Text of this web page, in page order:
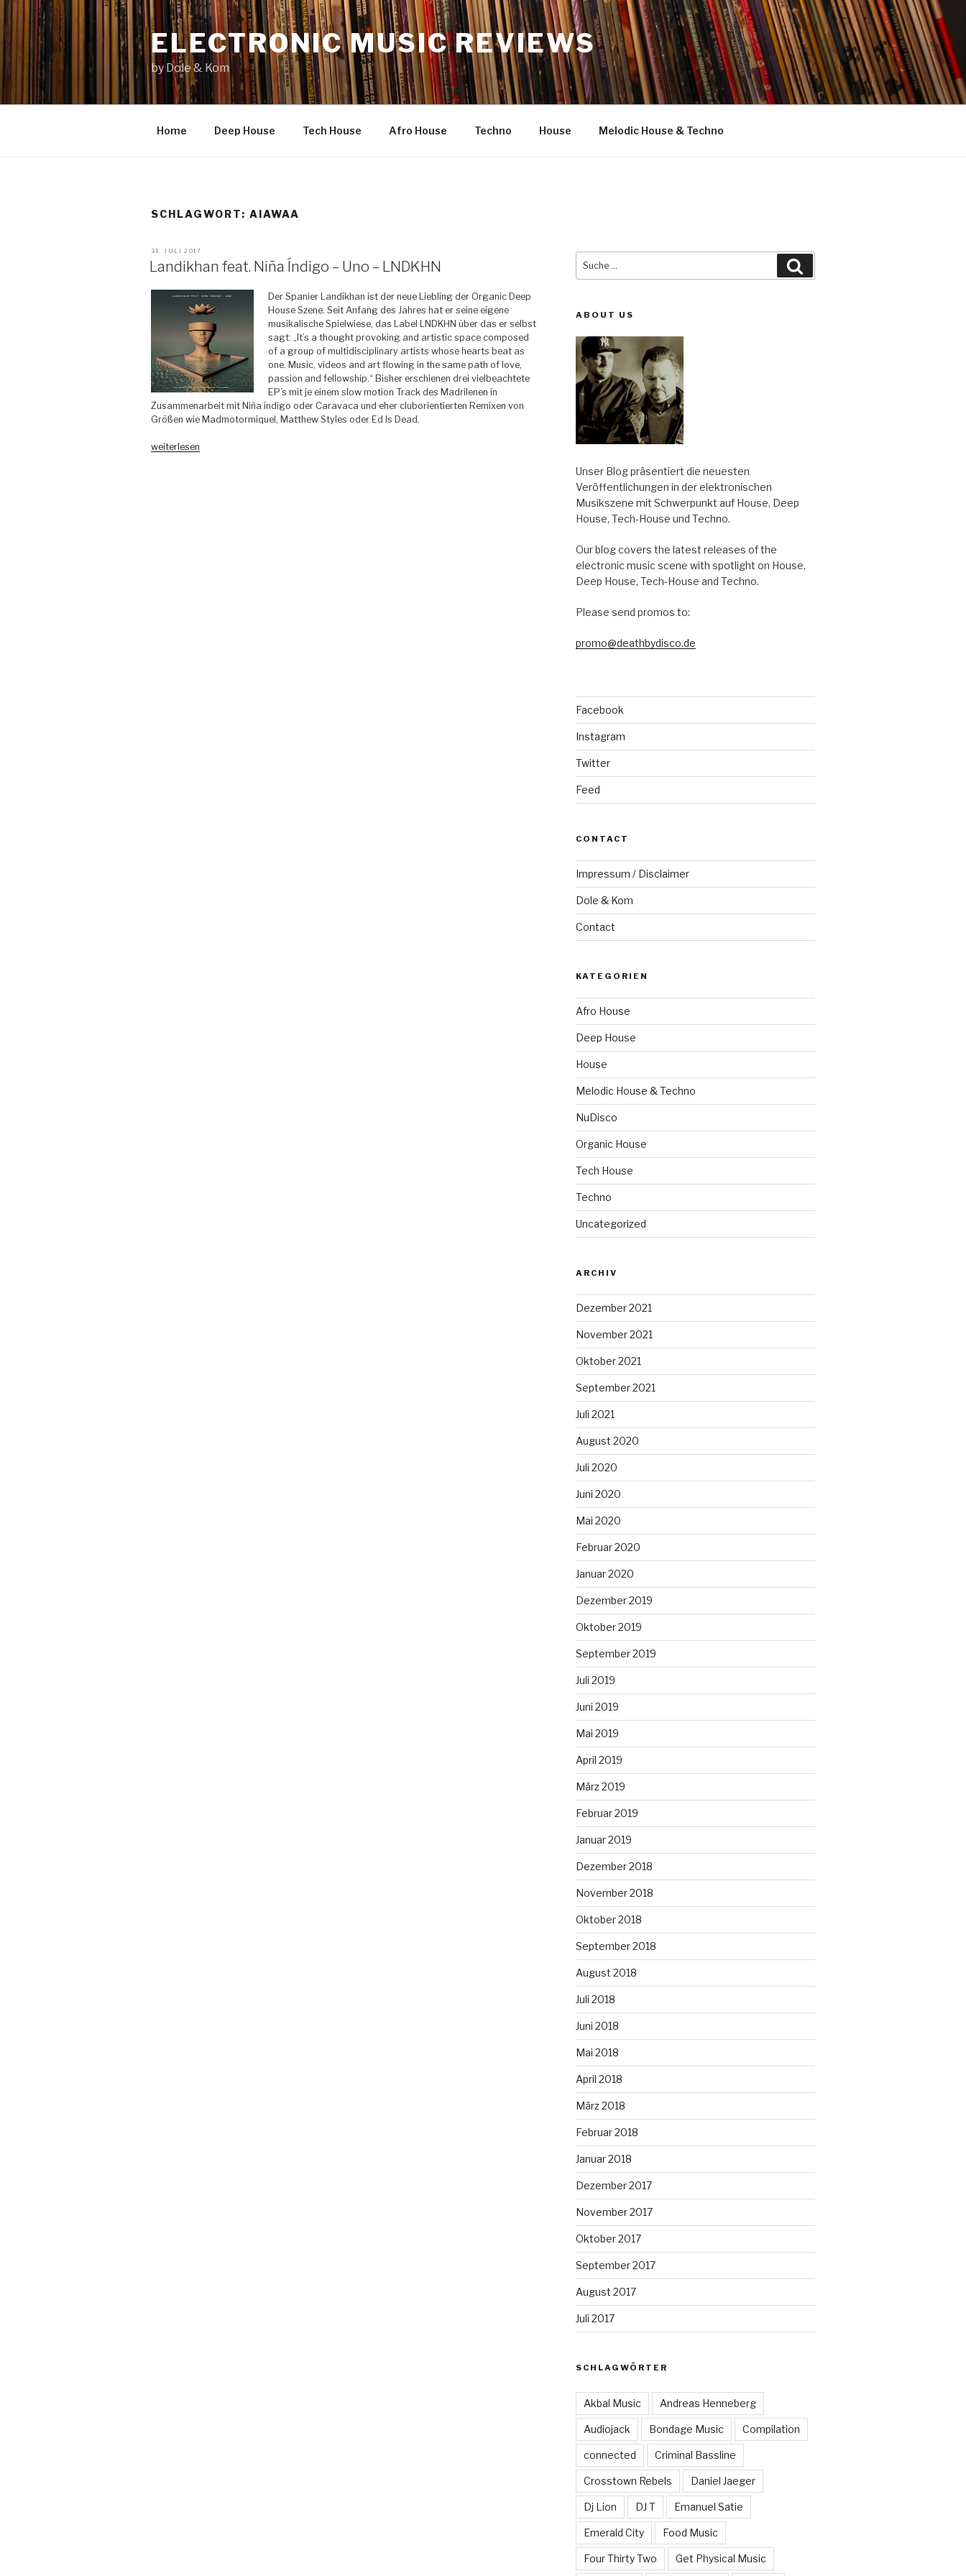
springen
ELECTRONIC MUSIC REVIEWS
by Dole & Kom
Home Deep House Tech House Afro House Techno House Melodic House & Techno
SCHLAGWORT: AIAWAA
VERÖFFENTLICHT
AM
31. JULI 2017
Landikhan feat. Niña Índigo – Uno – LNDKHN
Der Spanier Landikhan ist der neue Liebling der Organic Deep
House Szene. Seit Anfang des Jahres hat er seine eigene
musikalische Spielwiese, das Label LNDKHN über das er selbst
sagt: „It’s a thought provoking and artistic space composed
of a group of multidisciplinary artists whose hearts beat as
one. Music, videos and art flowing in the same path of love,
passion and fellowship.“ Bisher erschienen drei vielbeachtete
EP’s mit je einem slow motion Track des Madrilenen in
Zusammenarbeit mit Niña índigo oder Caravaca und eher cluborientierten Remixen von
Größen wie Madmotormiquel, Matthew Styles oder Ed Is Dead.
„Landikhan
weiterlesen
Suche
ABOUT US
Unser Blog präsentiert die neuesten
Veröffentlichungen in der elektronischen
Musikszene mit Schwerpunkt auf House, Deep
House, Tech-House und Techno.
Our blog covers the latest releases of the
electronic music scene with spotlight on House,
Deep House, Tech-House and Techno.
Please send promos to:
promo@deathbydisco.de
Facebook
Instagram
Twitter
Feed
CONTACT
Impressum / Disclaimer
Dole & Kom
Contact
KATEGORIEN
Afro House
Deep House
House
Melodic House & Techno
NuDisco
Organic House
Tech House
Techno
Uncategorized
ARCHIV
Dezember 2021
November 2021
Oktober 2021
September 2021
Juli 2021
August 2020
Juli 2020
Juni 2020
Mai 2020
Februar 2020
Januar 2020
Dezember 2019
Oktober 2019
September 2019
Juli 2019
Juni 2019
Mai 2019
April 2019
März 2019
Februar 2019
Januar 2019
Dezember 2018
November 2018
Oktober 2018
September 2018
August 2018
Juli 2018
Juni 2018
Mai 2018
April 2018
März 2018
Februar 2018
Januar 2018
Dezember 2017
November 2017
Oktober 2017
September 2017
August 2017
Juli 2017
SCHLAGWÖRTER
Akbal Music Andreas Henneberg
Audiojack Bondage Music Compilation
connected Criminal Bassline
Crosstown Rebels Daniel Jaeger
Dj Lion DJ T Emanuel Satie
Emerald City Food Music
Four Thirty Two Get Physical Music